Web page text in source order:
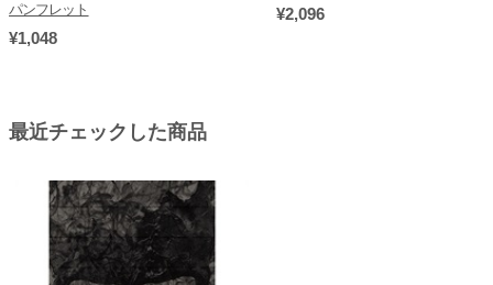
パンフレット
¥1,048
¥2,096
最近チェックした商品